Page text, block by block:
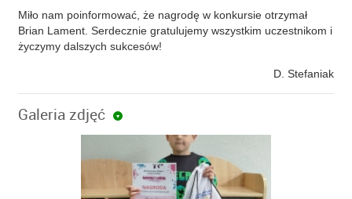
Miło nam poinformować, że nagrodę w konkursie otrzymał
Brian Lament. Serdecznie gratulujemy wszystkim uczestnikom i
życzymy dalszych sukcesów!
D. Stefaniak
Galeria zdjęć